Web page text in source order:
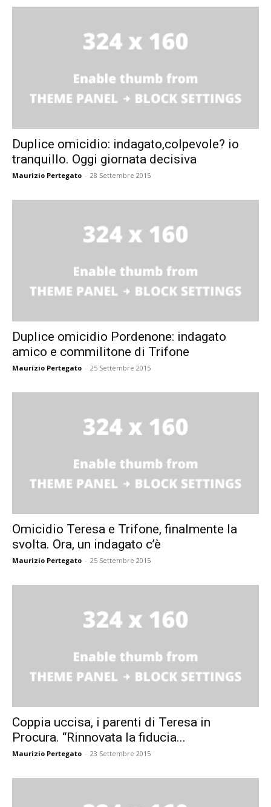
Duplice omicidio: indagato,colpevole? io
tranquillo. Oggi giornata decisiva
Maurizio Pertegato - 28 Settembre 2015
Duplice omicidio Pordenone: indagato
amico e commilitone di Trifone
Maurizio Pertegato - 25 Settembre 2015
Omicidio Teresa e Trifone, finalmente la
svolta. Ora, un indagato c’è
Maurizio Pertegato - 25 Settembre 2015
Coppia uccisa, i parenti di Teresa in
Procura. “Rinnovata la fiducia...
Maurizio Pertegato - 23 Settembre 2015